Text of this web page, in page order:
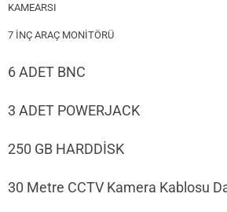
KAMEARSI
7 İNÇ ARAÇ MONİTÖRÜ
6 ADET BNC
3 ADET POWERJACK
250 GB HARDDİSK
30 Metre CCTV Kamera Kablosu